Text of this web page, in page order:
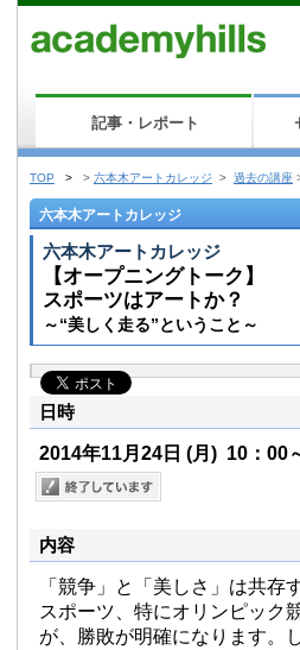
記事・レポート
TOP > > 六本木アートカレッジ > 過去の講座
六本木アートカレッジ
六本木アートカレッジ
【オープニングトーク】
スポーツはアートか？
～“美しく走る”ということ～
日時
2014年11月24日 (月) 10：00
内容
「競争」と「美しさ」は共
スポーツ、特にオリンピック
が、勝敗が明確になります。